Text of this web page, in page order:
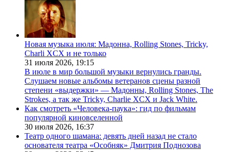
Новая музыка июля: Мадонна, Rolling Stones, Tricky,
Charli XCX и не только
31 июля 2026, 19:15
В июле в мир большой музыки вернулись гранды.
Слушаем новые альбомы ветеранов сцены разной
степени «выдержки» — Мадонны, Rolling Stones, The
Strokes, а так же Tricky, Charlie XCX и Jack White.
Как смотреть «Человека-паука»: гид по фильмам
популярной киновселенной
30 июля 2026, 16:37
Театр одного шамана: девять дней назад не стало
основателя театра «Особняк» Дмитрия Поднозова